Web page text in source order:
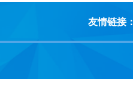
友情链接：